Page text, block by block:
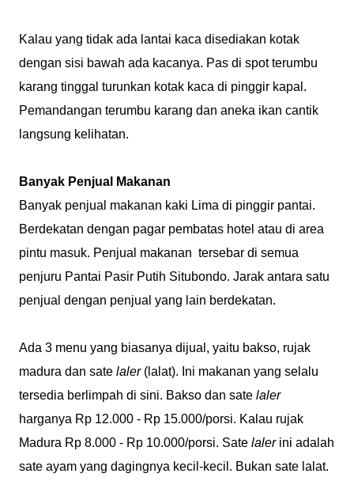
Kalau yang tidak ada lantai kaca disediakan kotak
dengan sisi bawah ada kacanya. Pas di spot terumbu
karang tinggal turunkan kotak kaca di pinggir kapal.
Pemandangan terumbu karang dan aneka ikan cantik
langsung kelihatan.
Banyak Penjual Makanan
Banyak penjual makanan kaki Lima di pinggir pantai.
Berdekatan dengan pagar pembatas hotel atau di area
pintu masuk. Penjual makanan tersebar di semua
penjuru Pantai Pasir Putih Situbondo. Jarak antara satu
penjual dengan penjual yang lain berdekatan.
Ada 3 menu yang biasanya dijual, yaitu bakso, rujak
madura dan sate laler(lalat). Ini makanan yang selalu
tersedia berlimpah di sini. Bakso dan sate laler
harganya Rp 12.000 - Rp 15.000/porsi. Kalau rujak
Madura Rp 8.000 - Rp 10.000/porsi. Sate lalerini adalah
sate ayam yang dagingnya kecil-kecil. Bukan sate lalat.